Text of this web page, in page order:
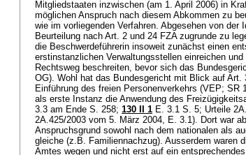
Mitgliedstaaten inzwischen (am 1. April 2006) in
möglichen Anspruch nach diesem Abkommen zu
wie im vorliegenden Verfahren. Abgesehen von
Beurteilung nach Art. 2 und 24 FZAzugrunde zu
die Beschwerdeführerin insoweit zunächst einen
erstinstanzlichen Verwaltungsstellen einreichen
Rechtsweg beschreiten, bevor sich das
OG). Wohl hat das Bundesgericht mit Blick auf Art.
Einführung des freien Personenverkehrs (VEP; SR
als erste Instanz die Anwendung des
3.3 am Ende S. 258; 130 II 1 E. 3.1 S. 5; Urteile
2A.425/2003 vom 5. März 2004, E. 3.1). Dort war
Anspruchsgrund sowohl nach dem nationalen als
gleiche (z.B. Familiennachzug). Ausserdem waren
Amtes wegen und nicht erst auf ein